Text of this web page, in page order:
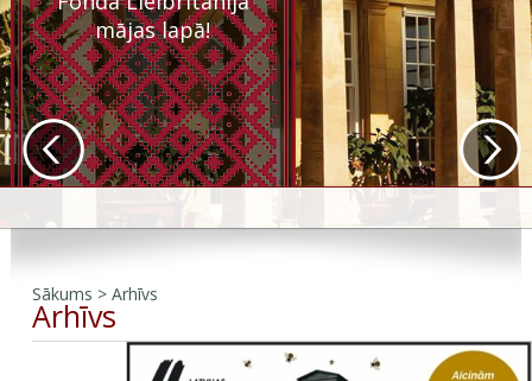
mājas lapā!
Sākums > Arhīvs
Arhīvs